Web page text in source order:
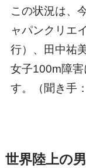
この状況は、
ャパンクリエ
行）、田中祐
女子100m障
す。（聞き手
世界陸上の